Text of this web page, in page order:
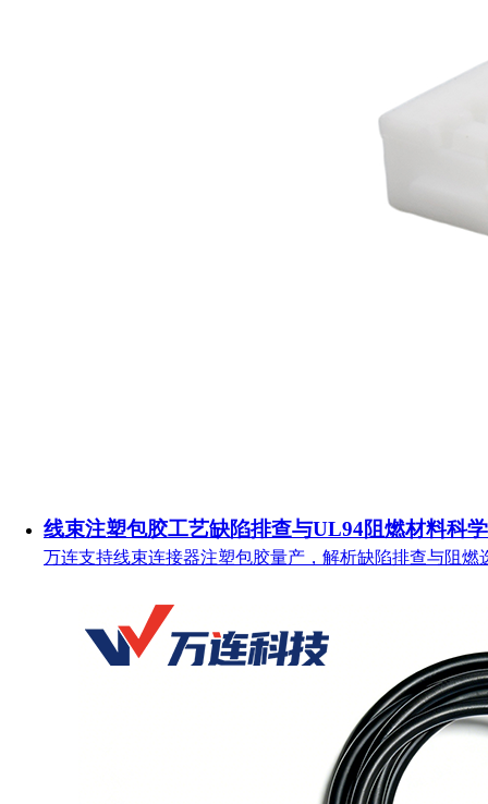
线束注塑包胶工艺缺陷排查与UL94阻燃材料科
万连支持线束连接器注塑包胶量产，解析缺陷排查与阻燃